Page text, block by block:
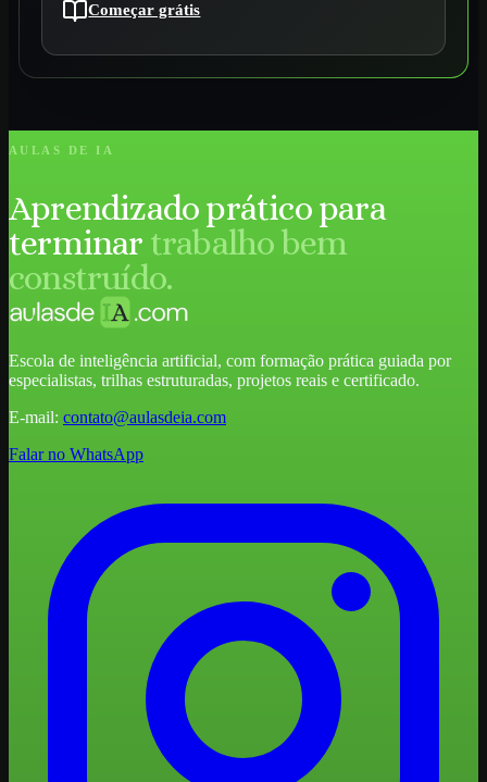
Começar grátis
AULAS DE IA
Aprendizado prático para
terminar trabalho bem
construído.
Escola de inteligência artificial, com formação prática guiada por
especialistas, trilhas estruturadas, projetos reais e certificado.
E-mail: contato@aulasdeia.com
Falar no WhatsApp